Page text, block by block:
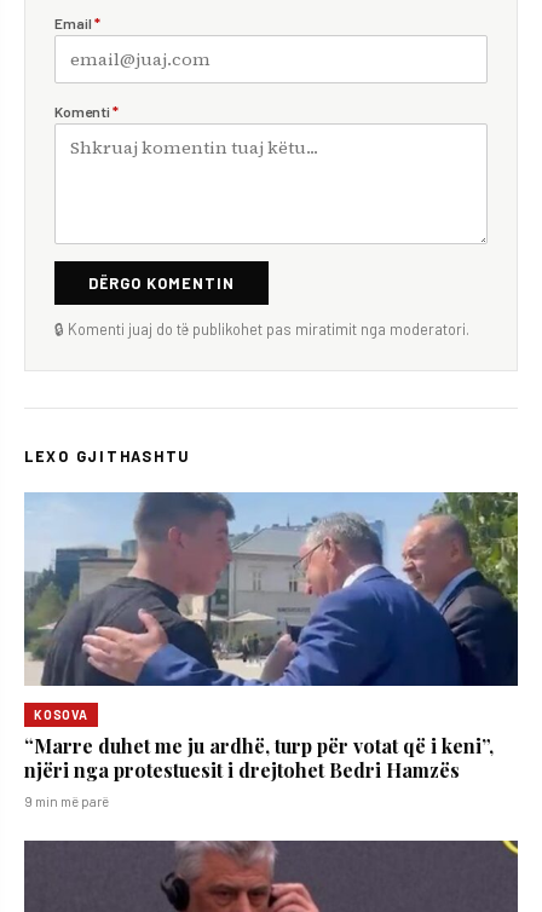
Email *
Komenti *
DËRGO KOMENTIN
🔒 Komenti juaj do të publikohet pas miratimit nga moderatori.
LEXO GJITHASHTU
KOSOVA
“Marre duhet me ju ardhë, turp për votat që i keni”,
njëri nga protestuesit i drejtohet Bedri Hamzës
9 min më parë